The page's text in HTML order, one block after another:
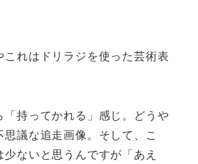
れはドリラジを使った芸術表
「持ってかれる」感じ。どうや
思議な追走画像。そして、こ
ないと思うんですが「あえ